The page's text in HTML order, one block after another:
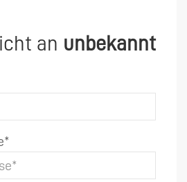
an unbekannt